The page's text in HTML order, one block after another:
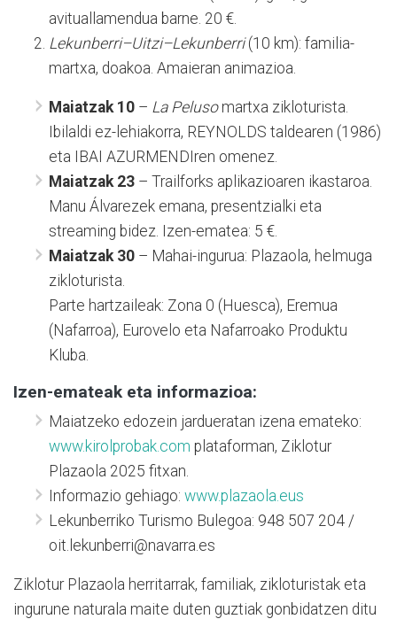
avituallamendua barne. 20 €.
Lekunberri–Uitzi–Lekunberri(10 km): familia-
martxa, doakoa. Amaieran animazioa.
Maiatzak 10 – La Pelusomartxa zikloturista.
Ibilaldi ez-lehiakorra, REYNOLDS taldearen (1986)
eta IBAI AZURMENDIren omenez.
Maiatzak 23 – Trailforks aplikazioaren ikastaroa.
Manu Álvarezek emana, presentzialki eta
streaming bidez. Izen-ematea: 5 €.
Maiatzak 30 – Mahai-ingurua: Plazaola, helmuga
zikloturista.
Parte hartzaileak: Zona 0 (Huesca), Eremua
(Nafarroa), Eurovelo eta Nafarroako Produktu
Kluba.
Izen-emateak eta informazioa:
Maiatzeko edozein jardueratan izena emateko:
www.kirolprobak.com plataforman, Ziklotur
Plazaola 2025 fitxan.
Informazio gehiago: www.plazaola.eus
Lekunberriko Turismo Bulegoa: 948 507 204 /
oit.lekunberri@navarra.es
Ziklotur Plazaola herritarrak, familiak, zikloturistak eta
ingurune naturala maite duten guztiak gonbidatzen ditu